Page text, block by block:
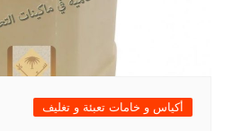
أكياس و خامات تعبئة و تغليف